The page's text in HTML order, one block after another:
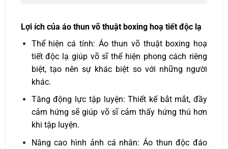
Lợi ích của áo thun võ thuật boxing hoạ tiết độc lạ
Thể hiện cá tính: Áo thun võ thuật boxing hoạ
tiết độc lạ giúp võ sĩ thể hiện phong cách riêng
biệt, tạo nên sự khác biệt so với những người
khác.
Tăng động lực tập luyện: Thiết kế bắt mắt, đầy
cảm hứng sẽ giúp võ sĩ cảm thấy hứng thú hơn
khi tập luyện.
Nâng cao hình ảnh cá nhân: Áo thun độc đáo